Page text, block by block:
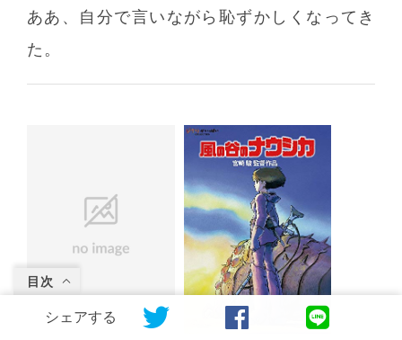
目次
ああ、自分で言いながら恥ずかしくなってき
た。
シェアする